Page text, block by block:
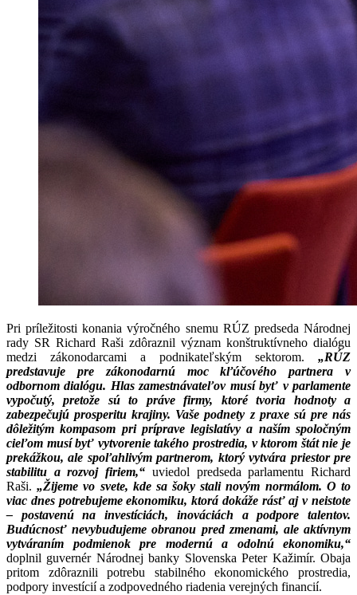
Pri príležitosti konania výročného snemu RÚZ predseda Národnej
rady SR Richard Raši zdôraznil význam konštruktívneho dialógu
medzi zákonodarcami a podnikateľským sektorom. „RÚZ
predstavuje pre zákonodarnú moc kľúčového partnera v
odbornom dialógu. Hlas zamestnávateľov musí byť v parlamente
vypočutý, pretože sú to práve firmy, ktoré tvoria hodnoty a
zabezpečujú prosperitu krajiny. Vaše podnety z praxe sú pre nás
dôležitým kompasom pri príprave legislatívy a naším spoločným
cieľom musí byť vytvorenie takého prostredia, v ktorom štát nie je
prekážkou, ale spoľahlivým partnerom, ktorý vytvára priestor pre
stabilitu a rozvoj firiem,“ uviedol predseda parlamentu Richard
Raši.„Žijeme vo svete, kde sa šoky stali novým normálom. O to
viac dnes potrebujeme ekonomiku, ktorá dokáže rásť aj v neistote
– postavenú na investíciách, inováciách a podpore talentov.
Budúcnosť nevybudujeme obranou pred zmenami, ale aktívnym
vytváraním podmienok pre modernú a odolnú ekonomiku,“
doplnil guvernér Národnej banky Slovenska Peter Kažimír. Obaja
pritom zdôraznili potrebu stabilného ekonomického prostredia,
podpory investícií a zodpovedného riadenia verejných financií.